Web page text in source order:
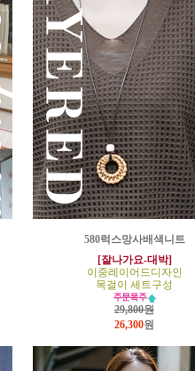
580럭스망사배색니트
[잘나가요-대박]
이중레이어드디자인
목걸이 세트구성
29,800원
26,300원